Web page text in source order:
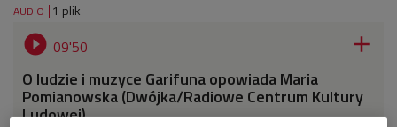
AUDIO 1 plik
 09'50 
O ludzie i muzyce Garifuna opowiada Maria
Pomianowska (Dwójka/Radiowe Centrum Kultury
Ludowej)